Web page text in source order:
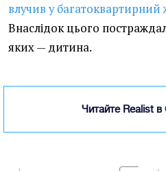
влучив у
Внаслідок цього
яких — дитина.
Читайте Realist